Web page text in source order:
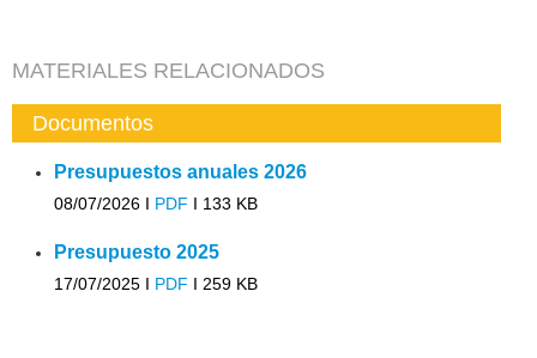
MATERIALES RELACIONADOS
Documentos
Presupuestos anuales 2026
08/07/2026 I PDF I 133 KB
Presupuesto 2025
17/07/2025 I PDF I 259 KB